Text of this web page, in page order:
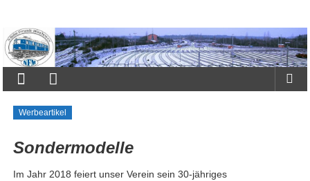
springen
N-
Bahn
Freunde
München
Werbeartikel
Sondermodelle
Im Jahr 2018 feiert unser Verein sein 30-jähriges